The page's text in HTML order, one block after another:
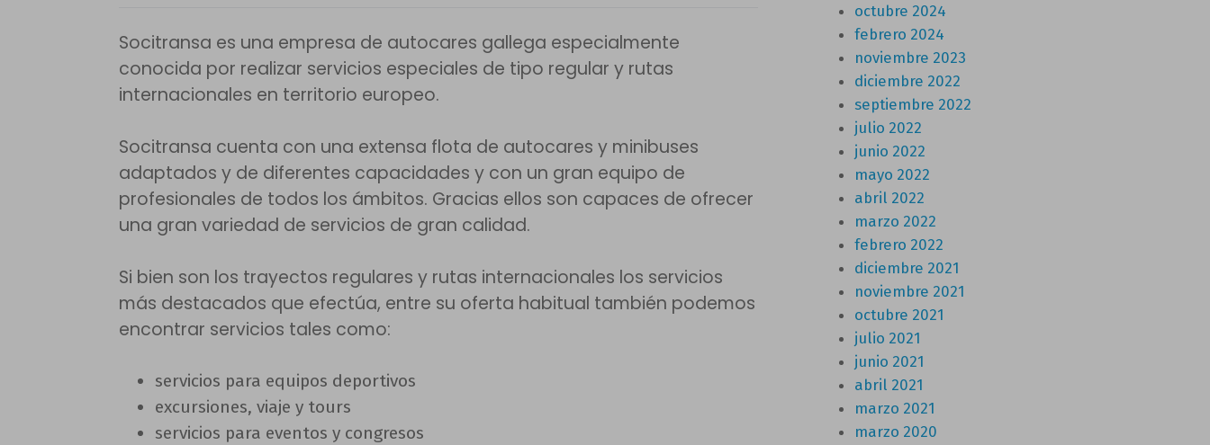
Socitransa es una empresa de autocares gallega especialmente
conocida por realizar servicios especiales de tipo regular y rutas
internacionales en territorio europeo.
Socitransa cuenta con una extensa flota de autocares y minibuses
adaptados y de diferentes capacidades y con un gran equipo de
profesionales de todos los ámbitos. Gracias ellos son capaces de ofrecer
una gran variedad de servicios de gran calidad.
Si bien son los trayectos regulares y rutas internacionales los servicios
más destacados que efectúa, entre su oferta habitual también podemos
encontrar servicios tales como:
servicios para equipos deportivos
excursiones, viaje y tours
servicios para eventos y congresos
octubre 2024
febrero 2024
noviembre 2023
diciembre 2022
septiembre 2022
julio 2022
junio 2022
mayo 2022
abril 2022
marzo 2022
febrero 2022
diciembre 2021
noviembre 2021
octubre 2021
julio 2021
junio 2021
abril 2021
marzo 2021
marzo 2020